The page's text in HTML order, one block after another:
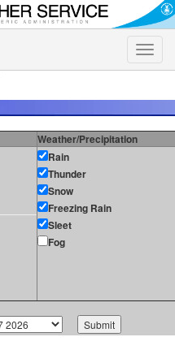
Toggle
Weather/Precipitation
Rain
Thunder
Snow
Freezing Rain
Sleet
Fog